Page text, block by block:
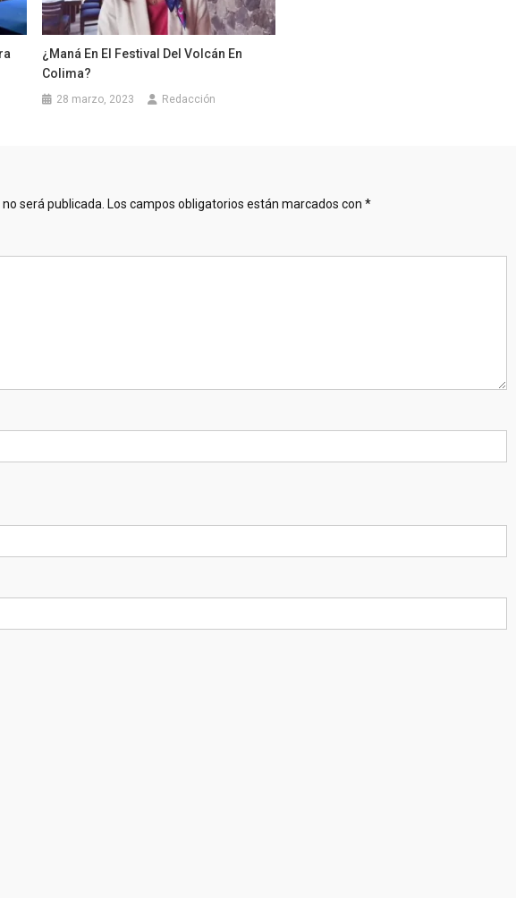
¿Maná En El Festival Del Volcán En
Colima?
28 marzo, 2023 Redacción
será publicada. Los campos obligatorios están marcados con *